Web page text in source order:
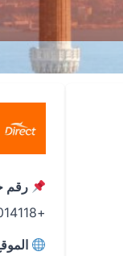
رقم
+966920014118